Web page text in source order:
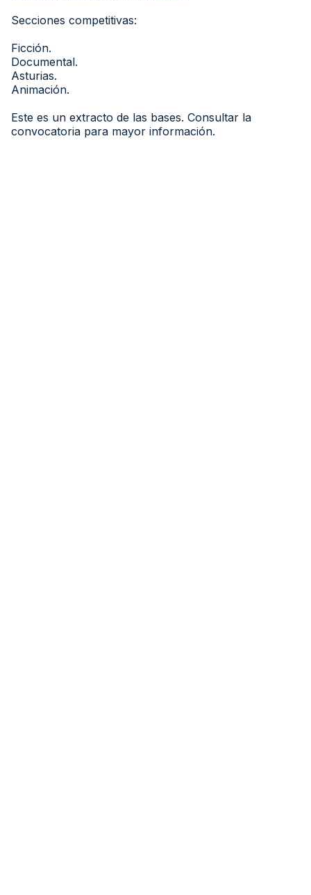
Secciones competitivas:
Ficción.
Documental.
Asturias.
Animación.
Este es un extracto de las bases. Consultar la
convocatoria para mayor información.